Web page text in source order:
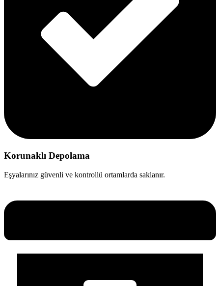
Korunaklı Depolama
Eşyalarınız güvenli ve kontrollü ortamlarda saklanır.